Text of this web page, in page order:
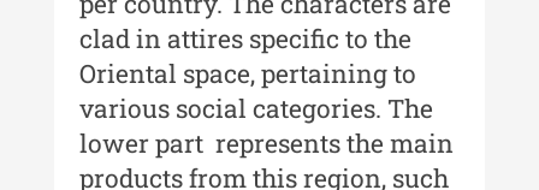
XIV / Nr. 14 / 2020
Buletinul Muzeului Științei și
Tehnicii ”Ștefan Procopiu” - An
XII / Nr. 13 / 2019
Indexul Complet
clad in attires specific to the
Oriental space, pertaining to
various social categories. The
lower part represents the main
products from this region, such